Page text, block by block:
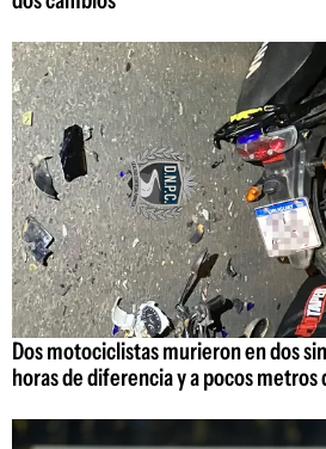
Dos motociclistas murieron en dos
horas de diferencia y a pocos metros